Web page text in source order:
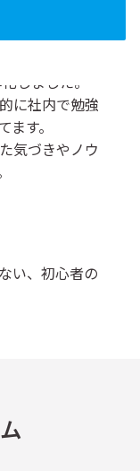
ーション社内
ます。
しました。
に社内で勉強
す。
気づきやノウ
い、初心者の